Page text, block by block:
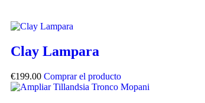
Clay Lampara
€199.00 Comprar el producto